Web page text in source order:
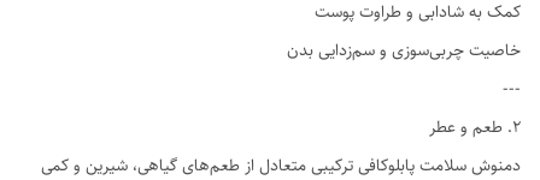
کمک به شادابی و طراوت پوست
خاصیت چربی‌سوزی و سم‌زدایی بدن
---
۲. طعم و عطر
دمنوش سلامت پابلوکافی ترکیبی متعادل از طعم‌های گیاهی، شیرین و کمی